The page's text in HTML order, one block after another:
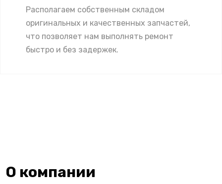
Располагаем собственным складом
оригинальных и качественных запчастей,
что позволяет нам выполнять ремонт
быстро и без задержек.
О компании